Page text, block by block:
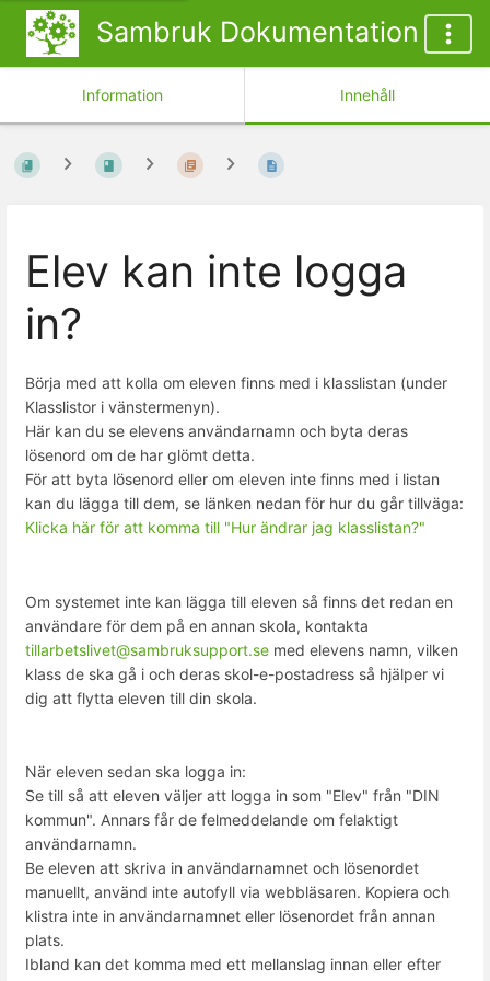
Sambruk Dokumentation
Information Innehåll
Elev kan inte logga
in?
Börja med att kolla om eleven finns med i klasslistan (under
Klasslistor i vänstermenyn).
Här kan du se elevens användarnamn och byta deras
lösenord om de har glömt detta.
För att byta lösenord eller om eleven inte finns med i listan
kan du lägga till dem, se länken nedan för hur du går tillväga:
Klicka här för att komma till "Hur ändrar jag klasslistan?"
Om systemet inte kan lägga till eleven så finns det redan en
användare för dem på en annan skola, kontakta
tillarbetslivet@sambruksupport.se med elevens namn, vilken
klass de ska gå i och deras skol-e-postadress så hjälper vi
dig att flytta eleven till din skola.
När eleven sedan ska logga in:
Se till så att eleven väljer att logga in som "Elev" från "DIN
kommun". Annars får de felmeddelande om felaktigt
användarnamn.
Be eleven att skriva in användarnamnet och lösenordet
manuellt, använd inte autofyll via webbläsaren. Kopiera och
klistra inte in användarnamnet eller lösenordet från annan
plats.
Ibland kan det komma med ett mellanslag innan eller efter